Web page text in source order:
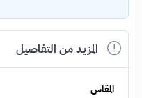
المزيد من التفاصيل
المقاس